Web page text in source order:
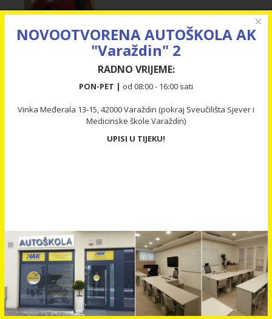
×
NOVOOTVORENA AUTOŠKOLA AK
"Varaždin" 2
RADNO VRIJEME:
PON-PET | od 08:00 - 16:00 sati
Vinka Međerala 13-15, 42000 Varaždin (pokraj Sveučilišta Sjever i
Medicinske škole Varaždin)
UPISI U TIJEKU!